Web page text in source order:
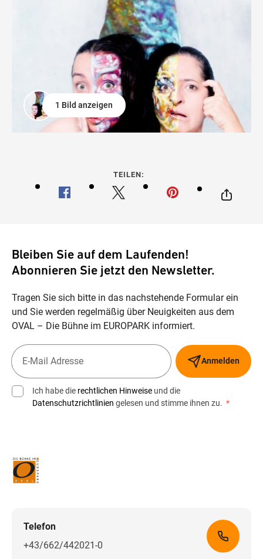
1 Bild anzeigen
TEILEN:
Bleiben Sie auf dem Laufenden!
Abonnieren Sie jetzt den Newsletter.
Tragen Sie sich bitte in das nachstehende Formular ein
und Sie werden regelmäßig über Neuigkeiten aus dem
OVAL – Die Bühne im EUROPARK informiert.
Anmelden
Ich habe die rechtlichen Hinweise und die
Datenschutzrichtlinien gelesen und stimme ihnen zu. *
Telefon
+43/662/442021-0